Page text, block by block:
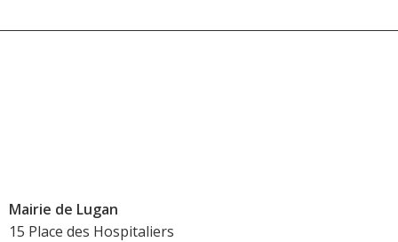
Mairie de Lugan
15 Place des Hospitaliers